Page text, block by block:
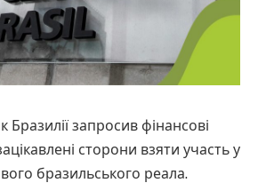
запросив фінансові
сторони взяти участь у
бразильського реала.